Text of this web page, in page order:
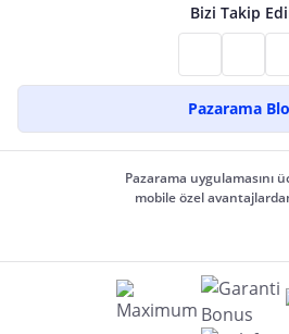
Bizi Takip
Pazarama
Pazarama uygulamasını
mobile özel